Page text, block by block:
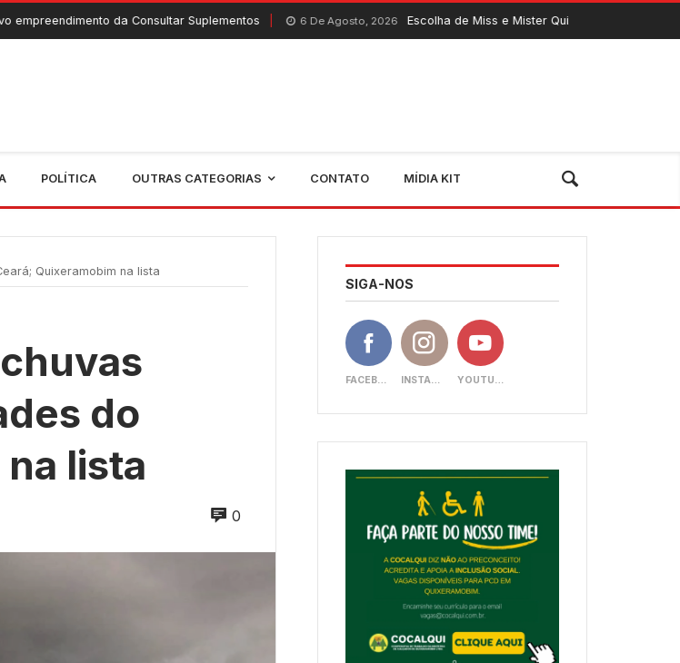
da Consultar Suplementos 6 De Agosto, 2026 Escolha de Miss e Mister Quixeramobim 2026 acontece
POLÍTICA OUTRAS CATEGORIAS CONTATO MÍDIA KIT
Quixeramobim na lista
do
lista
0
SIGA-NOS
FACEBOOK INSTAGRAM YOUTUBE